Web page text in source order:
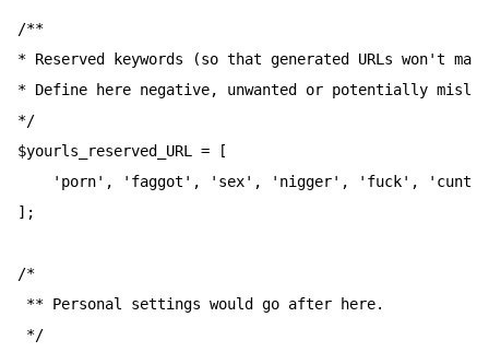
/**
* Reserved keywords (so that generated URLs won't
* Define here negative, unwanted or potentially
*/
$yourls_reserved_URL = [
];
/*
** Personal settings would go after here.
*/